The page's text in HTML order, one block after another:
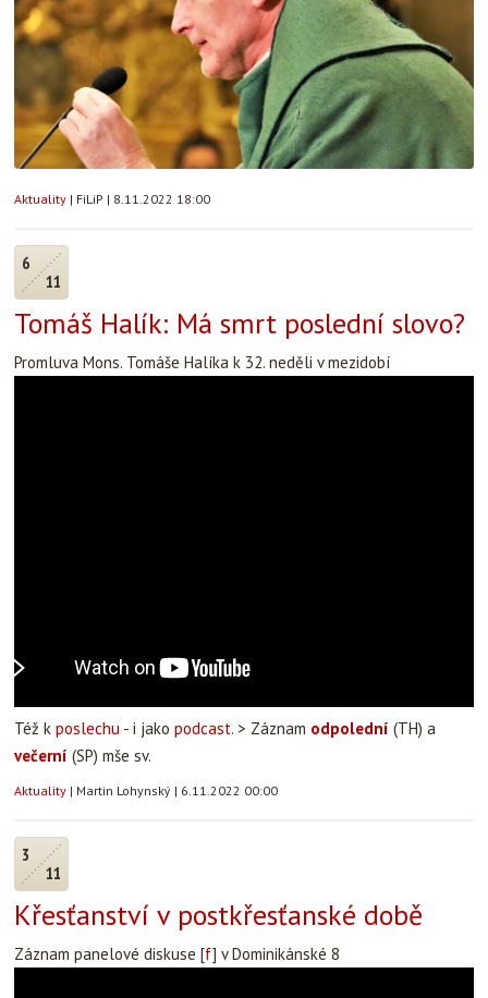
Aktuality | FiLiP | 8.11.2022 18:00
6
11
Tomáš Halík: Má smrt poslední slovo?
Promluva Mons. Tomáše Halíka k 32. neděli v mezidobí
Též k poslechu - i jako podcast. > Záznam odpolední (TH) a
večerní (SP) mše sv.
Aktuality | Martin Lohynský | 6.11.2022 00:00
3
11
Křesťanství v postkřesťanské době
Záznam panelové diskuse [f] v Dominikánské 8